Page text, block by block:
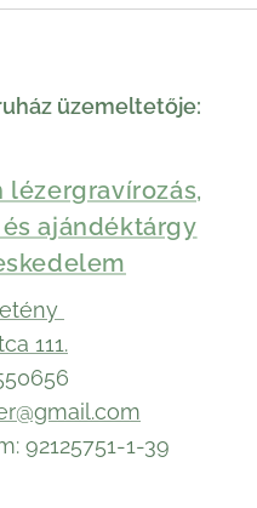
üzemeltetője:
lézergravírozás,
ajándéktárgy
111.
92125751-1-39